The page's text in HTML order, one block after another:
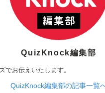
QuizKnock編集部
でお伝えいたします。
QuizKnock編集部の記事一覧